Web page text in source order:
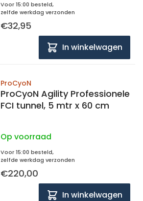
Voor 15:00 besteld,
zelfde werkdag verzonden
€32,95
In winkelwagen
ProCyoN
ProCyoN Agility Professionele
FCI tunnel, 5 mtr x 60 cm
Op voorraad
Voor 15:00 besteld,
zelfde werkdag verzonden
€220,00
In winkelwagen